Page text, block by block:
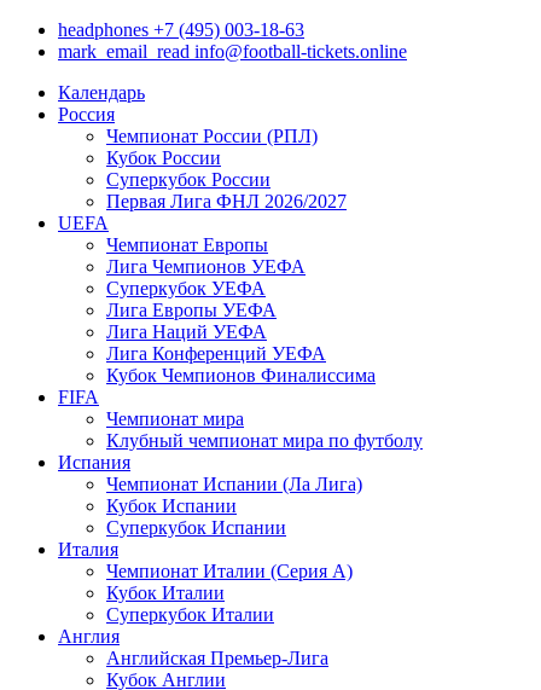
headphones +7 (495) 003-18-63
mark_email_read info@football-tickets.online
Календарь
Россия
Чемпионат России (РПЛ)
Кубок России
Суперкубок России
Первая Лига ФНЛ 2026/2027
UEFA
Чемпионат Европы
Лига Чемпионов УЕФА
Суперкубок УЕФА
Лига Европы УЕФА
Лига Наций УЕФА
Лига Конференций УЕФА
Кубок Чемпионов Финалиссима
FIFA
Чемпионат мира
Клубный чемпионат мира по футболу
Испания
Чемпионат Испании (Ла Лига)
Кубок Испании
Суперкубок Испании
Италия
Чемпионат Италии (Серия А)
Кубок Италии
Суперкубок Италии
Англия
Английская Премьер-Лига
Кубок Англии